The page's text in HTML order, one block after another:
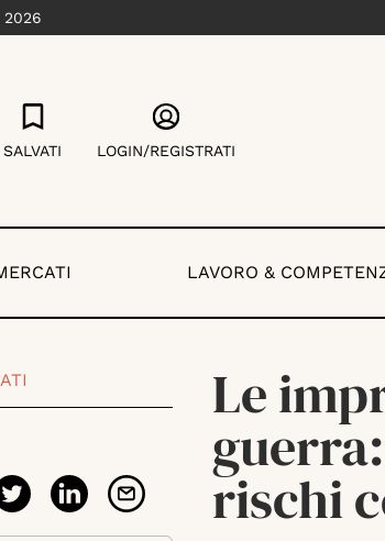
2026
SALVATI LOGIN/REGISTRATI
LAVORO &
Le
rischi